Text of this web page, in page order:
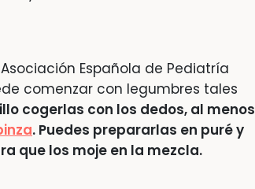
Española de Pediatría
comenzar con legumbres tales
cogerlas con los dedos, al menos
. Puedes prepararlas en puré y
que los moje en la mezcla.